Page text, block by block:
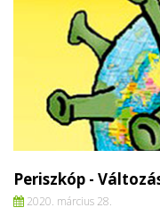
Periszkóp -
2020. március 28.